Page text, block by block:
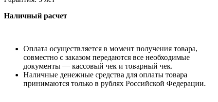
Наличный расчет
Оплата осуществляется в момент получения товара,
совместно с заказом передаются все необходимые
документы — кассовый чек и товарный чек.
Наличные денежные средства для оплаты товара
принимаются только в рублях Российской Федерации.